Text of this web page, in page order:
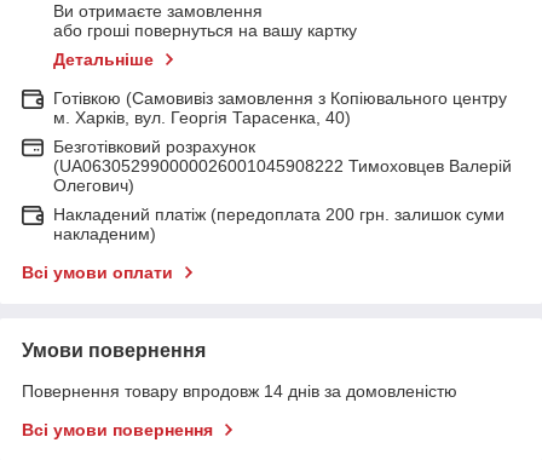
Ви отримаєте замовлення
або гроші повернуться на вашу картку
Детальніше
Готівкою (Самовивіз замовлення з Копіювального центру
м. Харків, вул. Георгія Тарасенка, 40)
Безготівковий розрахунок
(UA063052990000026001045908222 Тимоховцев Валерій
Олегович)
Накладений платіж (передоплата 200 грн. залишок суми
накладеним)
Всі умови оплати
Умови повернення
Повернення товару впродовж 14 днів за домовленістю
Всі умови повернення